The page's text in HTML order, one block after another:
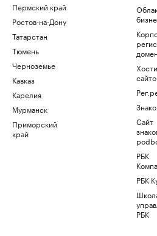
Пермский край
Ростов-на-Дону
Татарстан
Тюмень
Черноземье
Кавказ
Карелия
Мурманск
Приморский
край
Сайт
РБК
РБК
РБК